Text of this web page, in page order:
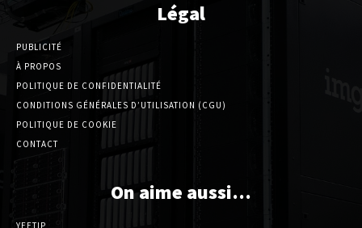
Légal
PUBLICITÉ
À PROPOS
POLITIQUE DE CONFIDENTIALITÉ
CONDITIONS GÉNÉRALES D’UTILISATION (CGU)
POLITIQUE DE COOKIE
CONTACT
On aime aussi…
YEETIP